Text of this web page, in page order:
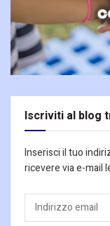
Iscriviti al blog
Inserisci il tuo
ricevere via e-mail
Indirizzo
email